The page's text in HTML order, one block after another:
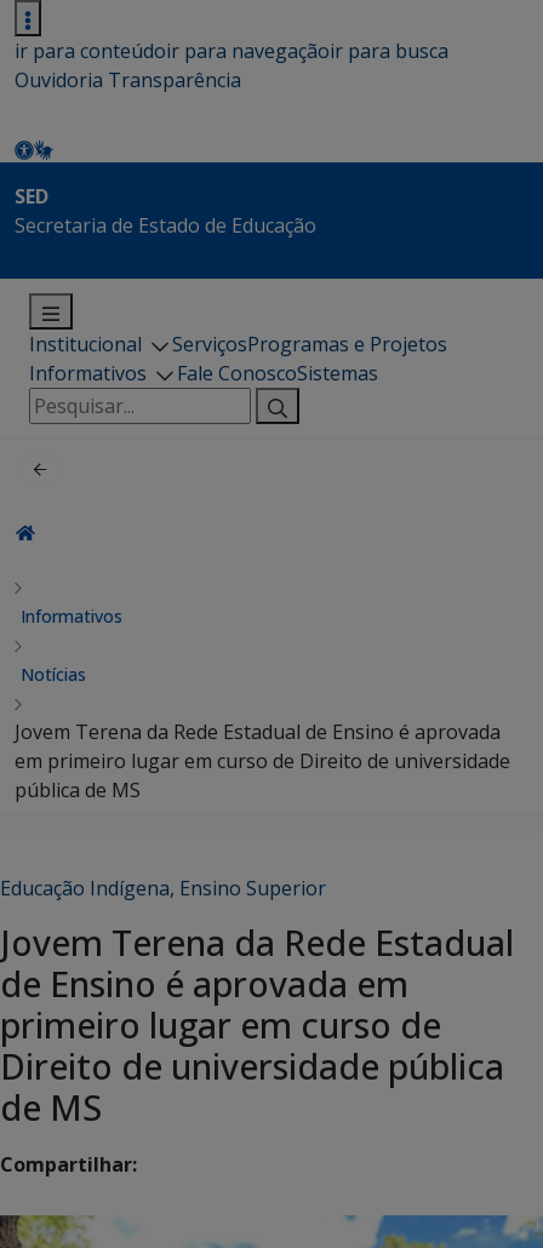
ir para conteúdoir para navegaçãoir para busca
Ouvidoria Transparência
SED
Secretaria de Estado de Educação
Institucional ServiçosProgramas e Projetos
Informativos
Fale ConoscoSistemas
Pesquisar
por:
Informativos
Notícias
Jovem Terena da Rede Estadual de Ensino é aprovada
em primeiro lugar em curso de Direito de universidade
pública de MS
Educação Indígena, Ensino Superior
Jovem Terena da Rede Estadual
de Ensino é aprovada em
primeiro lugar em curso de
Direito de universidade pública
de MS
Compartilhar: